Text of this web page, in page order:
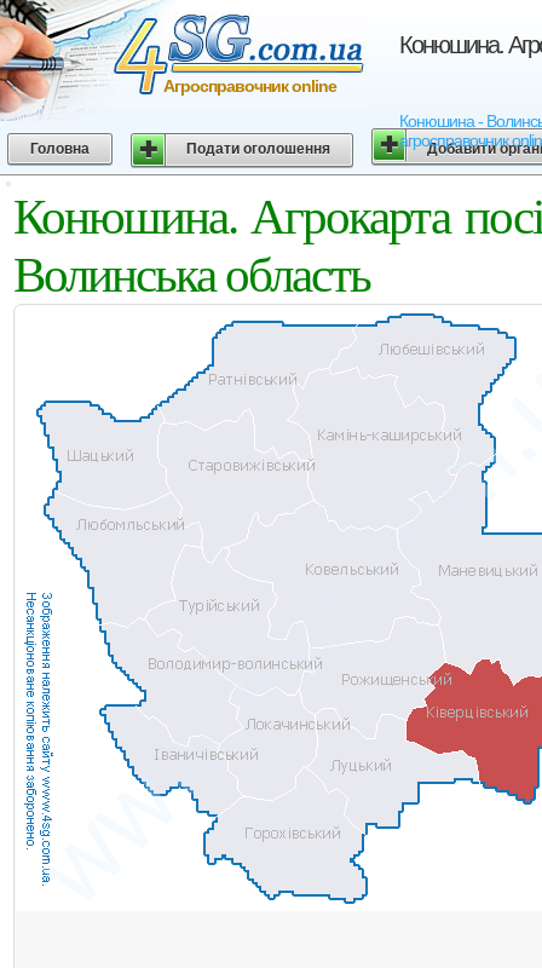
Конюшина.
Конюшина -
агросправочник
Агросправочник online
Головна Подати оголошення Добавити
Конюшина. Агрокарта
Волинська область